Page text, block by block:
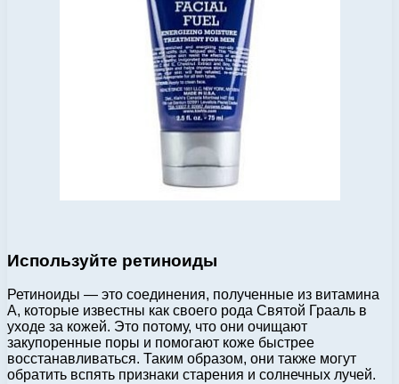
Используйте ретиноиды
Ретиноиды — это соединения, полученные из витамина
А, которые известны как своего рода Святой Грааль в
уходе за кожей. Это потому, что они очищают
закупоренные поры и помогают коже быстрее
восстанавливаться. Таким образом, они также могут
обратить вспять признаки старения и солнечных лучей.